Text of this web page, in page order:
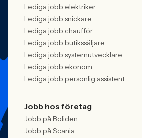
Lediga jobb elektriker
Lediga jobb snickare
Lediga jobb chaufför
Lediga jobb butikssäljare
Lediga jobb systemutvecklare
Lediga jobb ekonom
Lediga jobb personlig assistent
Jobb hos företag
Jobb på Boliden
Jobb på Scania